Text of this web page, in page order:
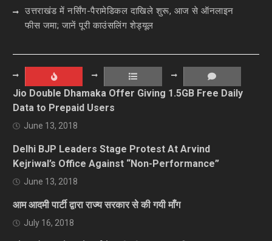
उत्तराखंड में नर्सिंग-पैरामेडिकल दाखिले शुरू, आज से ऑनलाइन
फीस जमा; जानें पूरी काउंसलिंग शेड्यूल
Jio Double Dhamaka Offer Giving 1.5GB Free Daily
Data to Prepaid Users
June 13, 2018
Delhi BJP Leaders Stage Protest At Arvind
Kejriwal’s Office Against “Non-Performance”
June 13, 2018
आम आदमी पार्टी द्वारा राज्य सरकार से की गयी माँग
July 16, 2018